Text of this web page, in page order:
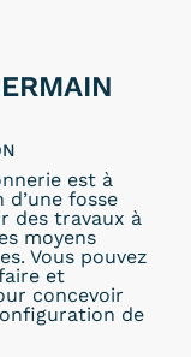
est à
fosse
des travaux à
moyens
Vous pouvez
et
concevoir
de